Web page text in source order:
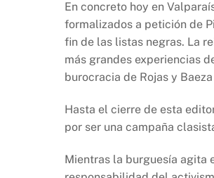
En concreto hoy en
formalizados a petición de
fin de las listas negras. La
más grandes experiencias
burocracia de Rojas y
Hasta el cierre de esta
por ser una campaña
Mientras la burguesía agita